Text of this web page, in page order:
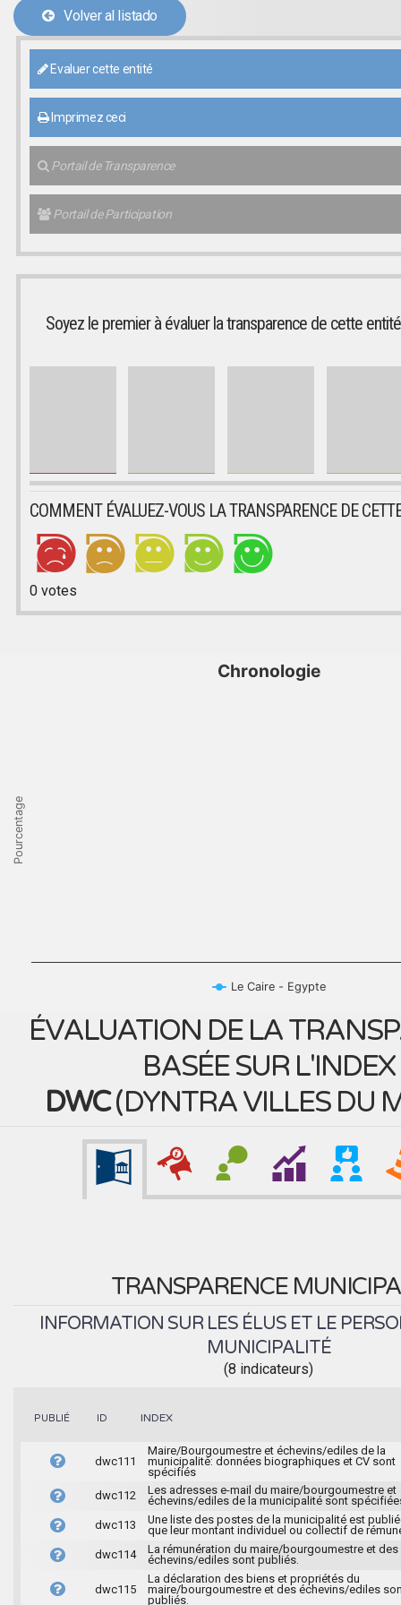
Volver al listado
Evaluer cette entité
Imprimez ceci
Portail de Transparence
Portail de Participation
Soyez le premier à évaluer la transparence de cette entité
COMMENT ÉVALUEZ-VOUS LA TRANSPARENCE DE
0votes
Pourcentage
Chronologie
Le Caire - Egypte
ÉVALUATION DE LA
BASÉE SUR L'INDEX
DWC(DYNTRA VILLES DU
TRANSPARENCE
INFORMATION SUR LES ÉLUS ET LE
MUNICIPALITÉ
(8 indicateurs)
PUBLIÉ ID INDEX
dwc111
Maire/Bourgoumestre et échevins/ediles de la
municipalité: données biographiques et CV sont
spécifiés
dwc112
Les adresses e-mail du maire/bourgoumestre et
échevins/ediles de la municipalité sont
dwc113
Une liste des postes de la municipalité est
que leur montant individuel ou collectif de
dwc114
La rémunération du maire/bourgoumestre et des
échevins/ediles sont publiés.
dwc115
La déclaration des biens et propriétés du
maire/bourgoumestre et des échevins/ediles
publiés.